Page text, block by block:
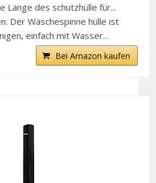
Länge des schutzhülle für...
Der Wäschespinne hülle ist
einfach mit Wasser...
Bei Amazon kaufen